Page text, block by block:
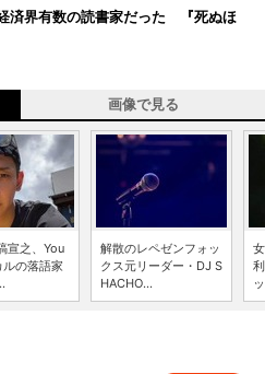
済界有数の読書家だった 『死ぬほ
画像で見る
宣之、You
の落語家
解散のレペゼンフォッ
クス元リーダー・DJ S
HACHO...